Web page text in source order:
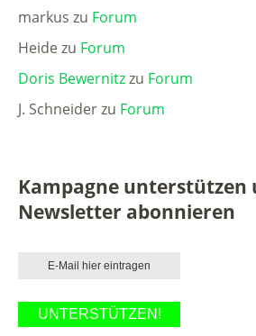
markus zu Forum
Heidezu Forum
Doris Bewernitzzu Forum
J. Schneiderzu Forum
Kampagne unterstützen
Newsletter abonnieren